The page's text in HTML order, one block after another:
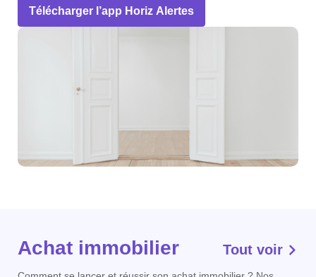
Télécharger l’app Horiz Alertes
Achat immobilier Tout voir